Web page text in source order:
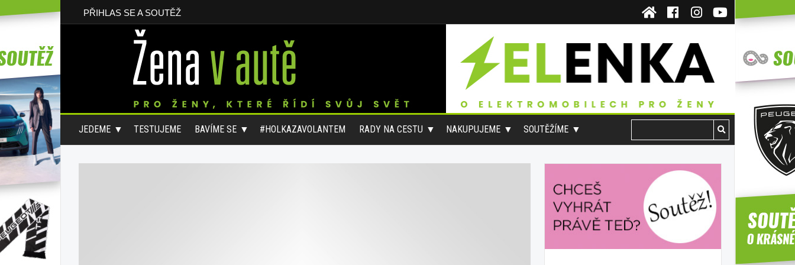
PŘIHLAS SE A SOUTĚŽ
JEDEME TESTUJEME BAVÍME SE #HOLKAZAVOLANTEM RADY NA CESTU NAKUPUJEME SOUTĚŽÍME